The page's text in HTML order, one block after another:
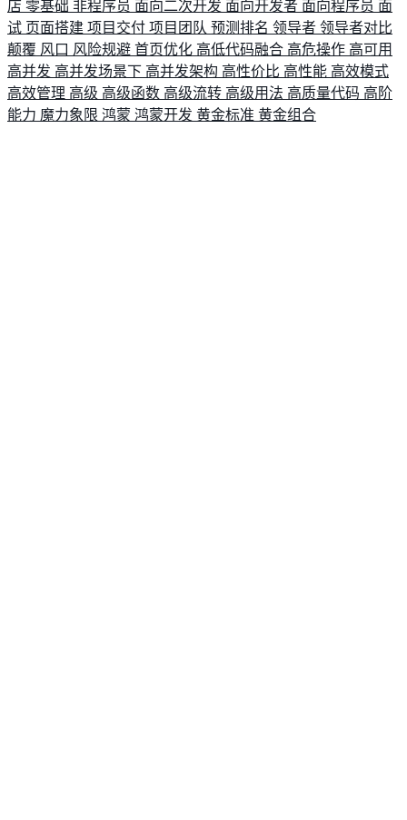
店 零基础 非程序员 面向二次开发 面向开发者 面向程序员 面
试 页面搭建 项目交付 项目团队 预测排名 领导者 领导者对比
颠覆 风口 风险规避 首页优化 高低代码融合 高危操作 高可用
高并发 高并发场景下 高并发架构 高性价比 高性能 高效模式
高效管理 高级 高级函数 高级流转 高级用法 高质量代码 高阶
能力 魔力象限 鸿蒙 鸿蒙开发 黄金标准 黄金组合